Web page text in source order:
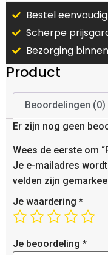
Bestel
Scherpe
Bezorging
Product
Beoordelingen (0)
Er zijn nog geen
Wees de eerste om
Je e-mailadres
velden zijn
Je waardering *
Je beoordeling *